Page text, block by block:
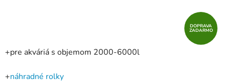
+pre akváriá s objemom 2000-6000l
+náhradné rolky
DOPRAVA
ZADARMO